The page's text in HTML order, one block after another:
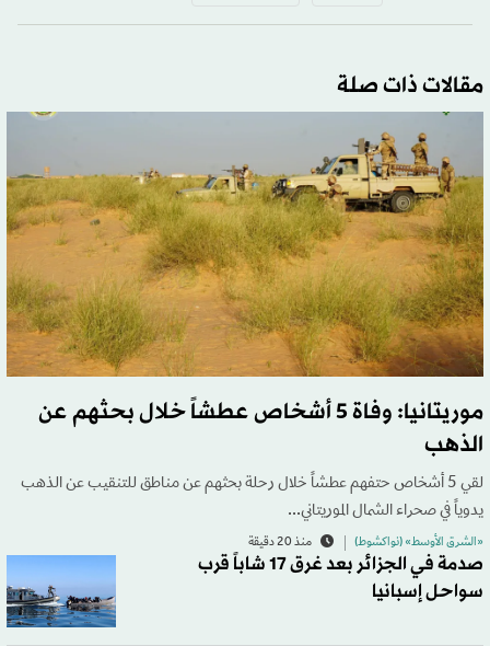
مقالات ذات صلة
موريتانيا: وفاة 5 أشخاص عطشاً خلال بحثهم عن
الذهب
لقي 5 أشخاص حتفهم عطشاً خلال رحلة بحثهم عن مناطق للتنقيب عن الذهب
يدوياً في صحراء الشمال الموريتاني...
«الشرق الأوسط» (نواكشوط) منذ 20 دقيقة
صدمة في الجزائر بعد غرق 17 شاباً قرب
سواحل إسبانيا